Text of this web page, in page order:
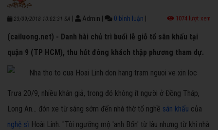
23/09/2018 10:02:31 SA Admin 0 bình luận 1074 lượt xem
(cailuong.net) - Danh hài chủ trì buổi lễ giỗ tổ sân khấu tại
quận 9 (TP HCM), thu hút đông khách thập phương tham dự.
Trưa 20/9, nhiều khán giả, trong đó không ít người ở Đồng Tháp,
Long An... đón xe từ sáng sớm đến nhà thờ tổ nghề sân khấu của
nghệ sĩ Hoài Linh. "Tôi ngưỡng mộ 'anh Bốn' từ lâu nhưng từ khi nhà